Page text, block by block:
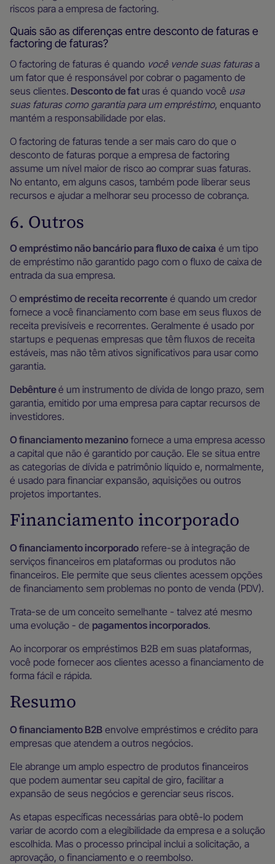
riscos para a empresa de factoring.
Quais são as diferenças entre desconto de faturas e
factoring de faturas?
O factoring de faturas é quando você vende suas faturasa
um fator que é responsável por cobrar o pagamento de
seus clientes. Desconto de fat uras é quando você usa
suas faturas como garantia para um empréstimo, enquanto
mantém a responsabilidade por elas.
O factoring de faturas tende a ser mais caro do que o
desconto de faturas porque a empresa de factoring
assume um nível maior de risco ao comprar suas faturas.
No entanto, em alguns casos, também pode liberar seus
recursos e ajudar a melhorar seu processo de cobrança.
6. Outros
O empréstimo não bancário para fluxo de caixa é um tipo
de empréstimo não garantido pago com o fluxo de caixa de
entrada da sua empresa.
O empréstimo de receita recorrente é quando um credor
fornece a você financiamento com base em seus fluxos de
receita previsíveis e recorrentes. Geralmente é usado por
startups e pequenas empresas que têm fluxos de receita
estáveis, mas não têm ativos significativos para usar como
garantia.
Debêntureé um instrumento de dívida de longo prazo, sem
garantia, emitido por uma empresa para captar recursos de
investidores.
O financiamento mezanino fornece a uma empresa acesso
a capital que não é garantido por caução. Ele se situa entre
as categorias de dívida e patrimônio líquido e, normalmente,
é usado para financiar expansão, aquisições ou outros
projetos importantes.
Financiamento incorporado
O financiamento incorporado refere-se à integração de
serviços financeiros em plataformas ou produtos não
financeiros. Ele permite que seus clientes acessem opções
de financiamento sem problemas no ponto de venda (PDV).
Trata-se de um conceito semelhante - talvez até mesmo
uma evolução - de pagamentos incorporados.
Ao incorporar os empréstimos B2B em suas plataformas,
você pode fornecer aos clientes acesso a financiamento de
forma fácil e rápida.
Resumo
O financiamento B2B envolve empréstimos e crédito para
empresas que atendem a outros negócios.
Ele abrange um amplo espectro de produtos financeiros
que podem aumentar seu capital de giro, facilitar a
expansão de seus negócios e gerenciar seus riscos.
As etapas específicas necessárias para obtê-lo podem
variar de acordo com a elegibilidade da empresa e a solução
escolhida. Mas o processo principal inclui a solicitação, a
aprovação, o financiamento e o reembolso.